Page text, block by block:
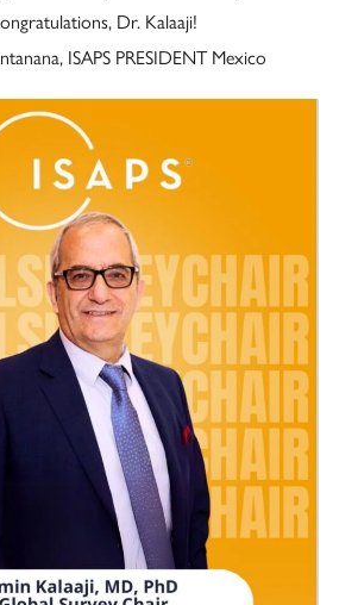
Dr. Kalaaji!
ISAPS PRESIDENT Mexico